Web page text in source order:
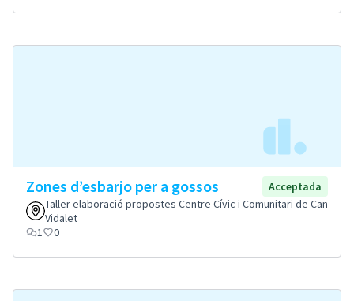
Zones d’esbarjo per a gossos
Acceptada
Taller elaboració propostes Centre Cívic i Comunitari de Can
Vidalet
1
0